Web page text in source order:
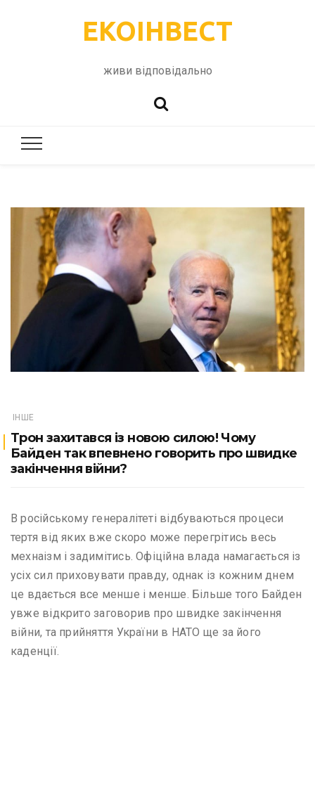
ЕКОІНВЕСТ
живи відповідально
ІНШЕ
Трон захитався із новою силою! Чому
Байден так впевнено говорить про швидке
закінчення війни?
В російському генералітеті відбуваються процеси
тертя від яких вже скоро може перегрітись весь
мехнаізм і задимітись. Офіційна влада намагається із
усіх сил приховувати правду, однак із кожним днем
це вдається все менше і менше. Більше того Байден
увже відкрито заговорив про швидке закінчення
війни, та прийняття України в НАТО ще за його
каденції.